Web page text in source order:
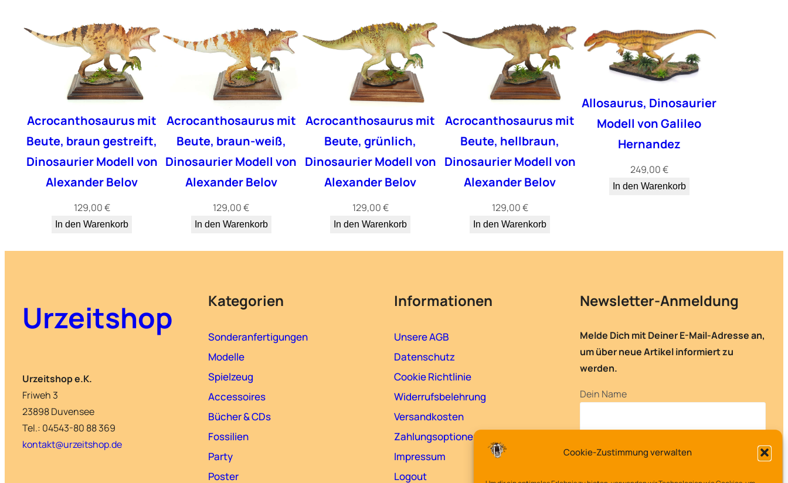
Cookie-Zustimmung verwalten
Acrocanthosaurus mit
Beute, braun gestreift,
Dinosaurier Modell von
Alexander Belov
129,00€
In den Warenkorb
Acrocanthosaurus mit
Beute, braun-weiß,
Dinosaurier Modell von
Alexander Belov
129,00€
In den Warenkorb
Acrocanthosaurus mit
Beute, grünlich,
Dinosaurier Modell von
Alexander Belov
129,00€
In den Warenkorb
Acrocanthosaurus mit
Beute, hellbraun,
Dinosaurier Modell von
Alexander Belov
129,00€
In den Warenkorb
Allosaurus, Dinosaurier
Modell von Galileo
Hernandez
249,00€
In den Warenkorb
Urzeitshop
Urzeitshop e.K.
Friweh 3
23898 Duvensee
Tel.: 04543-80 88 369
kontakt@urzeitshop.de
Kategorien
Sonderanfertigungen
Modelle
Spielzeug
Accessoires
Bücher & CDs
Fossilien
Party
Poster
Informationen
Unsere AGB
Datenschutz
Cookie Richtlinie
Widerrufsbelehrung
Versandkosten
Zahlungsoptionen
Impressum
Logout
Newsletter-Anmeldung
Melde Dich mit Deiner E-Mail-Adresse an,
um über neue Artikel informiert zu
werden.
Dein Name
Deine E-Mail-Adresse